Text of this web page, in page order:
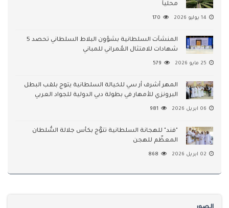
محلياً
14 يوليو 2026 170
المنشآت السلطانية بشؤون البلاط السلطاني تحصد 5
شهادات للامتثال العُمراني للمباني
25 مايو 2026 579
المهر أشرف أر سي للخيالة السلطانية يتوج بلقب البطل
البرونزي للأمهار في بطولة دبي الدولية للجواد العربي
06 ابريل 2026 981
"فند" للهجانة السلطانية تتوَّج بكأس جلالة السُّلطان
المعظّم للهجن
02 ابريل 2026 868